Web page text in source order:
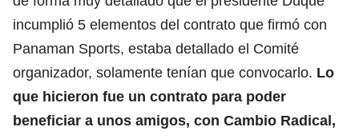
incumplió 5 elementos del contrato que firmó con
Panaman Sports, estaba detallado el Comité
organizador, solamente tenían que convocarlo. Lo
que hicieron fue un contrato para poder
beneficiar a unos amigos, con Cambio Radical,